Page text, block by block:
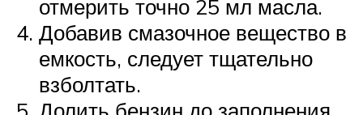
отмерить точно 25 мл масла.
Добавив смазочное вещество в
емкость, следует тщательно
взболтать.